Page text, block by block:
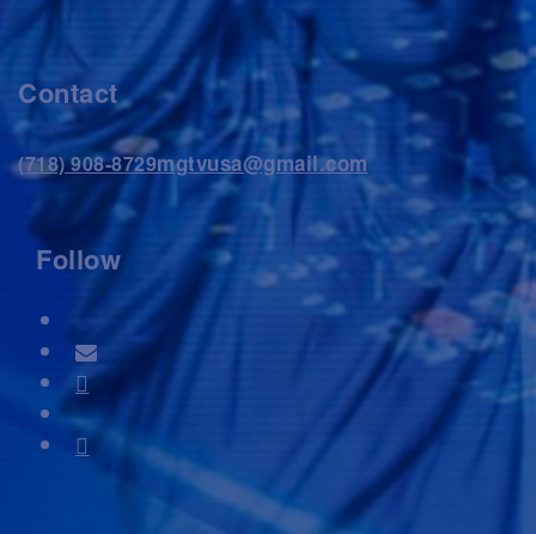
Contact
(718) 908-8729mgtvusa@gmail.com
Follow